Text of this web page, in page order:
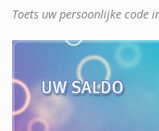
Toets uw persoonlijke code